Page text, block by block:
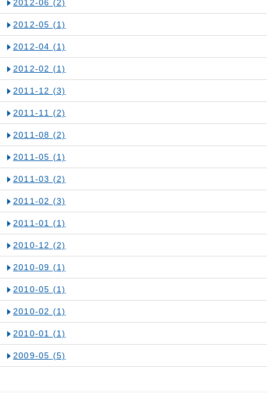
2012-06 (2)
2012-05 (1)
2012-04 (1)
2012-02 (1)
2011-12 (3)
2011-11 (2)
2011-08 (2)
2011-05 (1)
2011-03 (2)
2011-02 (3)
2011-01 (1)
2010-12 (2)
2010-09 (1)
2010-05 (1)
2010-02 (1)
2010-01 (1)
2009-05 (5)